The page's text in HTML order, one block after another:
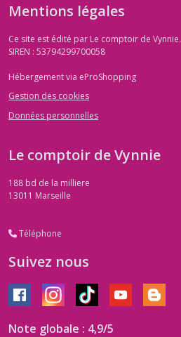
Mentions légales
Ce site est édité par Le comptoir de Vynnie.
SIREN : 53794299700058
Hébergement via eProShopping
Gestion des cookies
Données personnelles
Le comptoir de Vynnie
188 bd de la milliere
13011 Marseille
Téléphone
Suivez nous
Note globale : 4,9/5